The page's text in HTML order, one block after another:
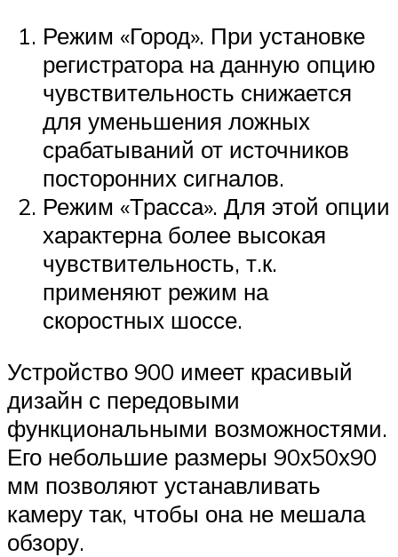
Режим «Город». При установке
регистратора на данную опцию
чувствительность снижается
для уменьшения ложных
срабатываний от источников
посторонних сигналов.
Режим «Трасса». Для этой опции
характерна более высокая
чувствительность, т.к.
применяют режим на
скоростных шоссе.
Устройство 900 имеет красивый
дизайн с передовыми
функциональными возможностями.
Его небольшие размеры 90х50х90
мм позволяют устанавливать
камеру так, чтобы она не мешала
обзору.